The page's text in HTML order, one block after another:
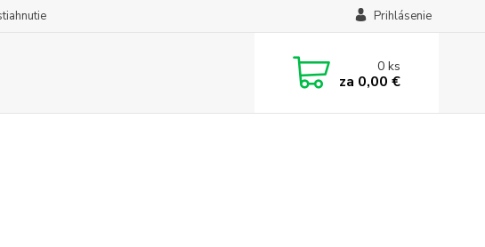
Prihlásenie
0ks
za 0,00 €